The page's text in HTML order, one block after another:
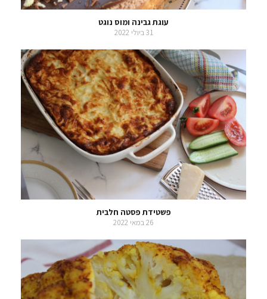
עוגת גבינה ומוס נוגט
31 ביולי 2022
פשטידת פסטה חלבית
26 במאי 2022